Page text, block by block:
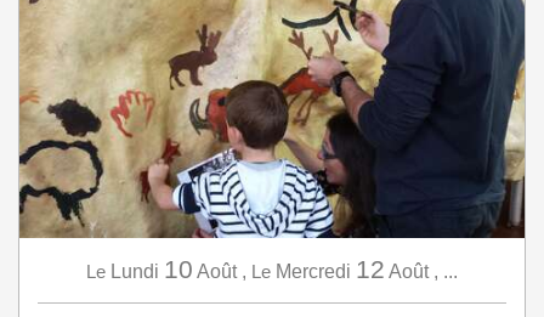
Le Lundi 10 Août, Le Mercredi 12 Août, ...